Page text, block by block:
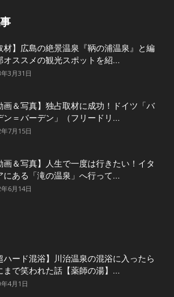
材】広島の絶景温泉『鞆の浦温泉』と編
オススメの観光スポットを紹...
3月31日
画＆写真】独占取材に成功！ドイツ「バ
ン＝バーデン」（フリードリ...
7月15日
画＆写真】人生で一度は行きたい！イタ
にある「滝の温泉」へ行って...
6月14日
ハード混浴】川治温泉の混浴に入ったら
まで笑われた話【薬師の湯】...
4月1日